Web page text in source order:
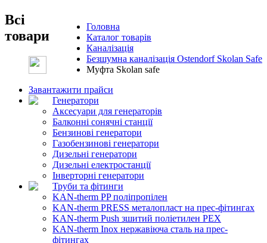
Головна
Каталог товарів
Каналізація
Безшумна каналізація Ostendorf Skolan Safe
Муфта Skolan safe
Всі
товари
Завантажити прайси
Генератори
Аксесуари для генераторів
Балконні сонячні станції
Бензинові генератори
Газобензинові генератори
Дизельні генератори
Дизельні електростанції
Інверторні генератори
Труби та фітинги
KAN-therm PP поліпропілен
KAN-therm PRESS металопласт на прес-фітингах
KAN-therm Push зшитий поліетилен PEX
KAN-therm Inox нержавіюча сталь на прес-
фітингах